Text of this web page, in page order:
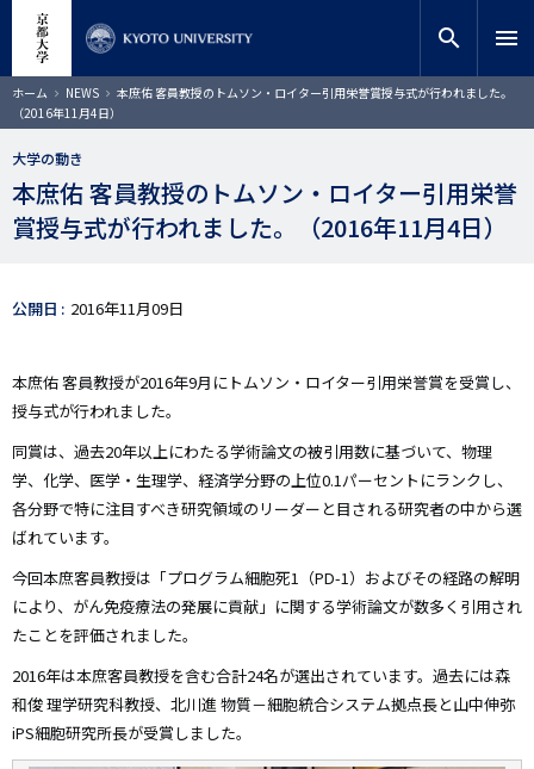
コ
テ
ン
に
移
サイト内検索
検索
search menu
ホーム NEWS
本庶佑 客員教授のトムソン・ロイター引用栄誉賞授与式が行われました。
（2016年11月4日）
大学の動き
本庶佑 客員教授のトムソン・ロイター引用栄誉
賞授与式が行われました。（2016年11月4日）
公開日 2016年11月09日
本庶佑 客員教授が2016年9月にトムソン・ロイター引用栄誉賞を受賞し、
授与式が行われました。
同賞は、過去20年以上にわたる学術論文の被引用数に基づいて、物理
学、化学、医学・生理学、経済学分野の上位0.1パーセントにランクし、
各分野で特に注目すべき研究領域のリーダーと目される研究者の中から選
ばれています。
今回本庶客員教授は「プログラム細胞死1（PD-1）およびその経路の解明
により、がん免疫療法の発展に貢献」に関する学術論文が数多く引用され
たことを評価されました。
2016年は本庶客員教授を含む合計24名が選出されています。過去には森
和俊 理学研究科教授、北川進 物質－細胞統合システム拠点長と山中伸弥
iPS細胞研究所長が受賞しました。